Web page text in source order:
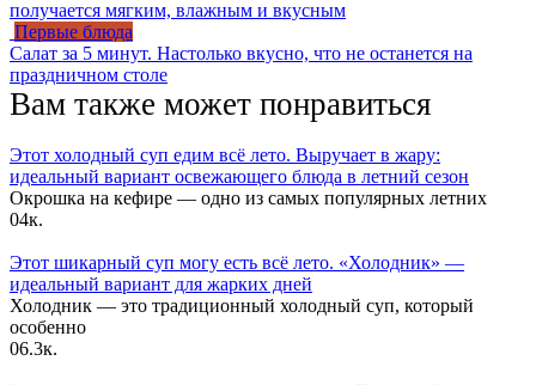
получается мягким, влажным и вкусным
Первые блюда
Салат за 5 минут. Настолько вкусно, что не останется на
праздничном столе
Вам также может понравиться
Этот холодный суп едим всё лето. Выручает в жару:
идеальный вариант освежающего блюда в летний сезон
Окрошка на кефире — одно из самых популярных летних
04к.
Этот шикарный суп могу есть всё лето. «Холодник» —
идеальный вариант для жарких дней
Холодник — это традиционный холодный суп, который
особенно
06.3к.